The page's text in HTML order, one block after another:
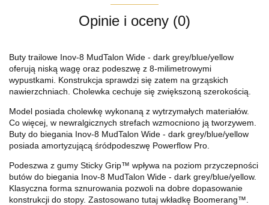
Opinie i oceny (0)
Buty trailowe Inov-8 MudTalon Wide - dark grey/blue/yellow
oferują niską wagę oraz podeszwę z 8-milimetrowymi
wypustkami. Konstrukcja sprawdzi się zatem na grząskich
nawierzchniach. Cholewka cechuje się zwiększoną szerokością.
Model posiada cholewkę wykonaną z wytrzymałych materiałów.
Co więcej, w newralgicznych strefach wzmocniono ją tworzywem.
Buty do biegania Inov-8 MudTalon Wide - dark grey/blue/yellow
posiada amortyzującą śródpodeszwę Powerflow Pro.
Podeszwa z gumy Sticky Grip™ wpływa na poziom przyczepności
butów do biegania Inov-8 MudTalon Wide - dark grey/blue/yellow.
Klasyczna forma sznurowania pozwoli na dobre dopasowanie
konstrukcji do stopy. Zastosowano tutaj wkładkę Boomerang™.